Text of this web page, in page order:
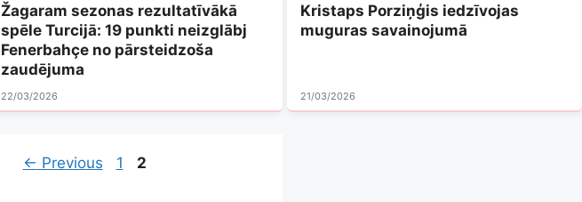
Žagaram sezonas rezultatīvākā
spēle Turcijā: 19 punkti neizglābj
Fenerbahçe no pārsteidzoša
zaudējuma
22/03/2026
Kristaps Porziņģis iedzīvojas
muguras savainojumā
21/03/2026
← Previous Page
1 Page
2